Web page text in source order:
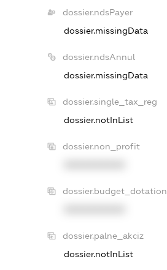
dossier.ndsPayer
dossier.missingData
dossier.ndsAnnul
dossier.missingData
dossier.single_tax_reg
dossier.notInList
dossier.non_profit
dossier.budget_dotation
dossier.palne_akciz
dossier.notInList